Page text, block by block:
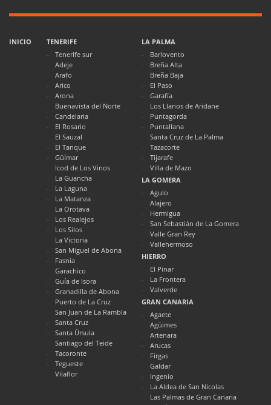
INICIO
TENERIFE
Tenerife sur
Adeje
Arafo
Arico
Arona
Buenavista del Norte
Candelaria
El Rosario
El Sauzal
El Tanque
Güímar
Icod de Los Vinos
La Guancha
La Laguna
La Matanza
La Orotava
Los Realejos
Los Silos
La Victoria
San Miguel de Abona
Fasnia
Garachico
Guía de Isora
Granadilla de Abona
Puerto de La Cruz
San Juan de La Rambla
Santa Cruz
Santa Úrsula
Santiago del Teide
Tacoronte
Tegueste
Vilaflor
LA PALMA
Barlovento
Breña Alta
Breña Baja
El Paso
Garafía
Los Llanos de Aridane
Puntagorda
Puntallana
Santa Cruz de La Palma
Tazacorte
Tijarafe
Villa de Mazo
LA GOMERA
Agulo
Alajero
Hermigua
San Sebastián de La Gomera
Valle Gran Rey
Vallehermoso
HIERRO
El Pinar
La Frontera
Valverde
GRAN CANARIA
Agaete
Agüimes
Artenara
Arucas
Firgas
Galdar
Ingenio
La Aldea de San Nicolas
Las Palmas de Gran Canaria